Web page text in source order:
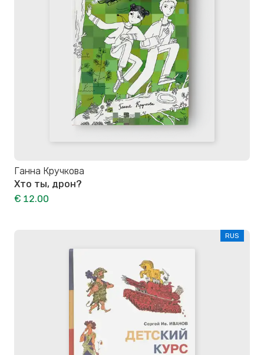
Ганна Кручкова
Хто ты, дрон?
€ 12.00
RUS